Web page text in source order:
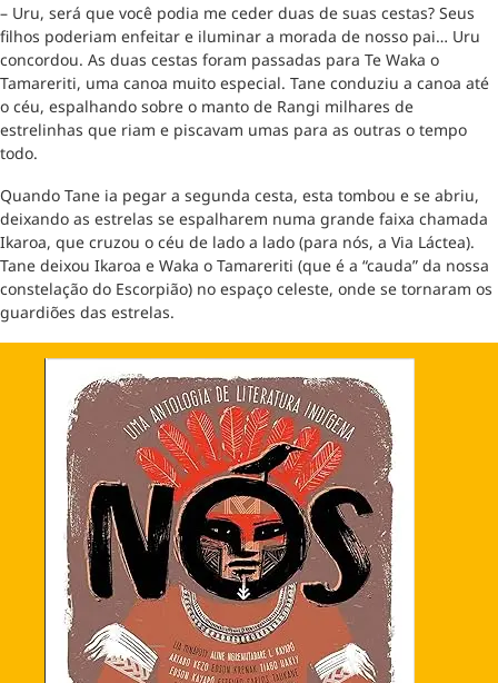
– Uru, será que você podia me ceder duas de suas cestas? Seus
filhos poderiam enfeitar e iluminar a morada de nosso pai… Uru
concordou. As duas cestas foram passadas para Te Waka o
Tamareriti, uma canoa muito especial. Tane conduziu a canoa até
o céu, espalhando sobre o manto de Rangi milhares de
estrelinhas que riam e piscavam umas para as outras o tempo
todo.
Quando Tane ia pegar a segunda cesta, esta tombou e se abriu,
deixando as estrelas se espalharem numa grande faixa chamada
Ikaroa, que cruzou o céu de lado a lado (para nós, a Via Láctea).
Tane deixou Ikaroa e Waka o Tamareriti (que é a “cauda” da nossa
constelação do Escorpião) no espaço celeste, onde se tornaram os
guardiões das estrelas.